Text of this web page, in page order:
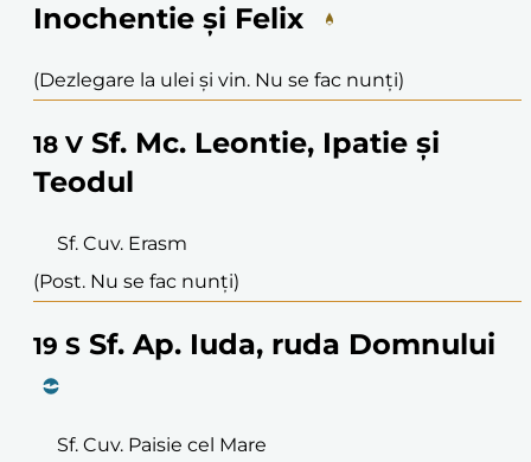
Inochentie și Felix
(Dezlegare la ulei și vin. Nu se fac nunți)
18 V Sf. Mc. Leontie, Ipatie și
Teodul
Sf. Cuv. Erasm
(Post. Nu se fac nunți)
19 S Sf. Ap. Iuda, ruda Domnului
Sf. Cuv. Paisie cel Mare